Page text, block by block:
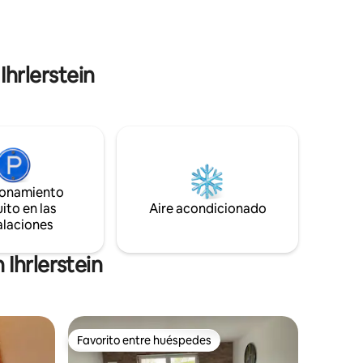
en las
Aire acondicionado
Ihrlerstein
Favorito entre huéspedes
Favorito entre huéspedes